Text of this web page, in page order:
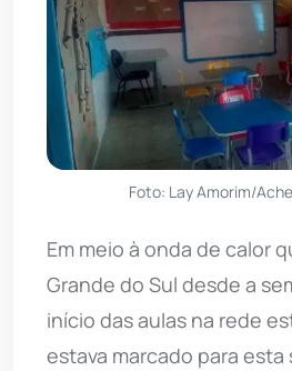
Foto: Lay Amorim/
Em meio à onda de calor
Grande do Sul desde a
início das aulas na rede
estava marcado para